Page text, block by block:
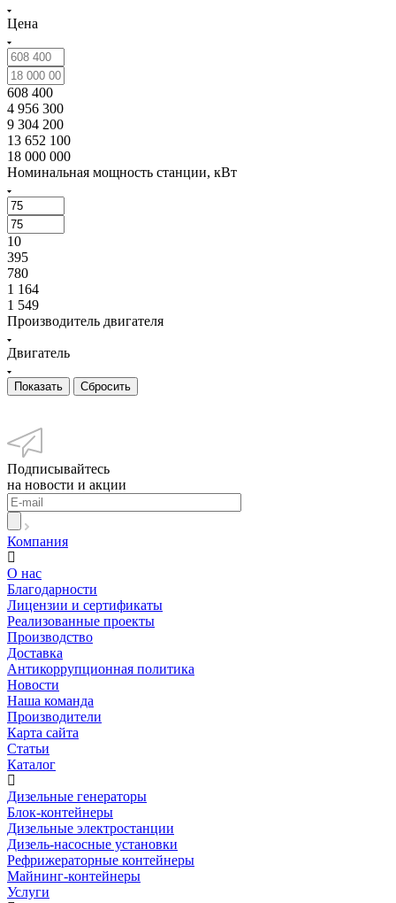
Цена
608 400
4 956 300
9 304 200
13 652 100
18 000 000
Номинальная мощность станции, кВт
10
395
780
1 164
1 549
Производитель двигателя
Двигатель
Сбросить
Подписывайтесь
на новости и акции
Компания
О нас
Благодарности
Лицензии и сертификаты
Реализованные проекты
Производство
Доставка
Антикоррупционная политика
Новости
Наша команда
Производители
Карта сайта
Статьи
Каталог
Дизельные генераторы
Блок-контейнеры
Дизельные электростанции
Дизель-насосные установки
Рефрижераторные контейнеры
Майнинг-контейнеры
Услуги